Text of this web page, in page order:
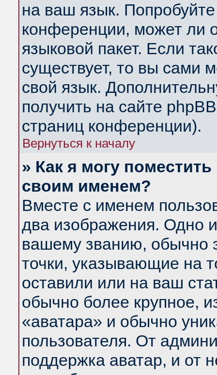
на ваш язык.
конференции, может ли
языковой пакет. Если
существует, то вы сами
свой язык.
получить на сайте
страниц конференции).
Вернуться к началу
» Как я могу
своим именем?
Вместе с именем
два изображения. Одно
вашему званию, обычно
точки, указывающие на
оставили или на ваш
обычно более крупное,
«аватара» и обычно
пользователя. От
поддержка аватар, и от